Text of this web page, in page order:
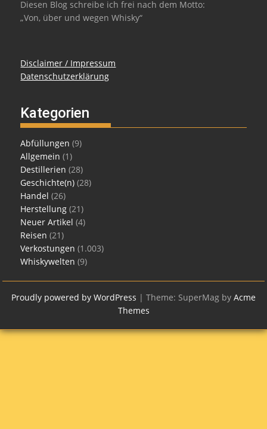
Diesen Blog schreibe ich frei nach dem Motto:
„Von, über und wegen Whisky“
Disclaimer / Impressum
Datenschutzerklärung
Kategorien
Abfüllungen (9)
Allgemein (1)
Destillerien (28)
Geschichte(n) (28)
Handel (26)
Herstellung (21)
Neuer Artikel (4)
Reisen (21)
Verkostungen (1.003)
Whiskywelten (9)
Proudly powered by WordPress | Theme: SuperMag by Acme
Themes